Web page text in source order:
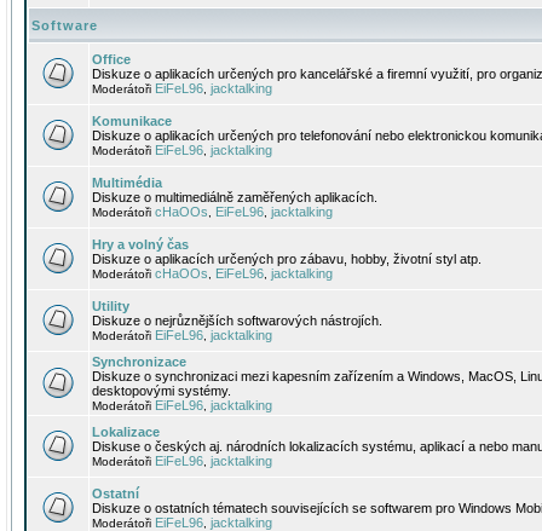
Software
Office
Diskuze o aplikacích určených pro kancelářské a firemní využití, pro
Moderátoři EiFeL96 jacktalking
Komunikace
Diskuze o aplikacích určených pro telefonování nebo elektronickou
Moderátoři EiFeL96 jacktalking
Multimédia
Diskuze o multimediálně zaměřených aplikacích.
Moderátoři cHaOOs EiFeL96 jacktalking
Hry a volný čas
Diskuze o aplikacích určených pro zábavu, hobby, životní styl atp.
Moderátoři cHaOOs EiFeL96 jacktalking
Utility
Diskuze o nejrůznějších softwarových nástrojích.
Moderátoři EiFeL96 jacktalking
Synchronizace
Diskuze o synchronizaci mezi kapesním zařízením a Windows, MacOS,
desktopovými systémy.
Moderátoři EiFeL96 jacktalking
Lokalizace
Diskuse o českých aj. národních lokalizacích systému, aplikací a nebo
Moderátoři EiFeL96 jacktalking
Ostatní
Diskuze o ostatních tématech souvisejících se softwarem pro Windows
Moderátoři EiFeL96 jacktalking